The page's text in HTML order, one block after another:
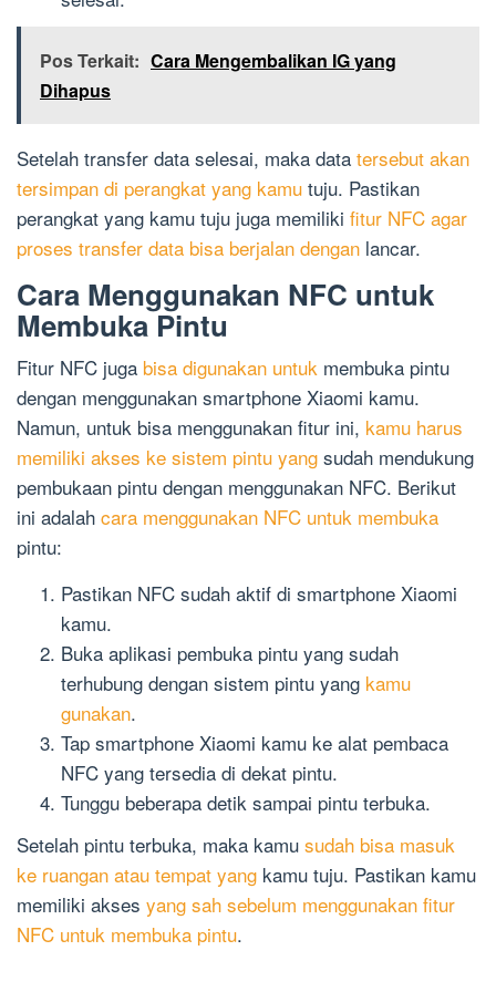
Pos Terkait: Cara Mengembalikan IG yang
Dihapus
Setelah transfer data selesai, maka data tersebut akan
tersimpan di perangkat yang kamu tuju. Pastikan
perangkat yang kamu tuju juga memiliki fitur NFC agar
proses transfer data bisa berjalan dengan lancar.
Cara Menggunakan NFC untuk
Membuka Pintu
Fitur NFC juga bisa digunakan untuk membuka pintu
dengan menggunakan smartphone Xiaomi kamu.
Namun, untuk bisa menggunakan fitur ini, kamu harus
memiliki akses ke sistem pintu yang sudah mendukung
pembukaan pintu dengan menggunakan NFC. Berikut
ini adalah cara menggunakan NFC untuk membuka
pintu:
Pastikan NFC sudah aktif di smartphone Xiaomi
kamu.
Buka aplikasi pembuka pintu yang sudah
terhubung dengan sistem pintu yang kamu
gunakan.
Tap smartphone Xiaomi kamu ke alat pembaca
NFC yang tersedia di dekat pintu.
Tunggu beberapa detik sampai pintu terbuka.
Setelah pintu terbuka, maka kamu sudah bisa masuk
ke ruangan atau tempat yang kamu tuju. Pastikan kamu
memiliki akses yang sah sebelum menggunakan fitur
NFC untuk membuka pintu.